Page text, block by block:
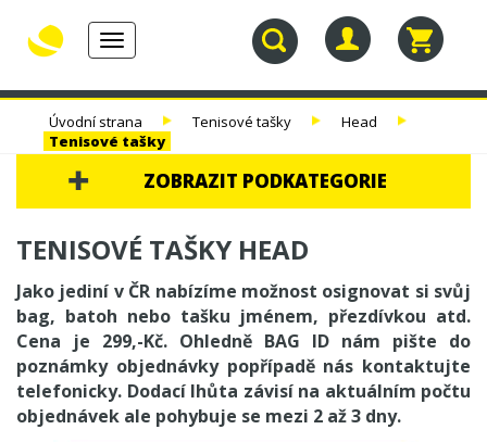
Toggle
navigation
30.
NAROZENINY
TENISOVÉ
TENISOVÉ
Úvodní strana Tenisové tašky
Head
Tenisové tašky
ZOBRAZIT PODKATEGORIE
30. NAROZENINY
TENISOVÉ RAKETY
TENISOVÉ VÝPLETY
TENISOVÉ TAŠKY
HEAD
TENISOVÉ TAŠKY HEAD
Jako jediní v ČR nabízíme možnost osignovat si svůj
bag, batoh nebo tašku jménem, přezdívkou atd.
Cena je 299,-Kč. Ohledně BAG ID nám pište do
poznámky objednávky popřípadě nás kontaktujte
telefonicky. Dodací lhůta závisí na aktuálním počtu
objednávek ale pohybuje se mezi 2 až 3 dny.